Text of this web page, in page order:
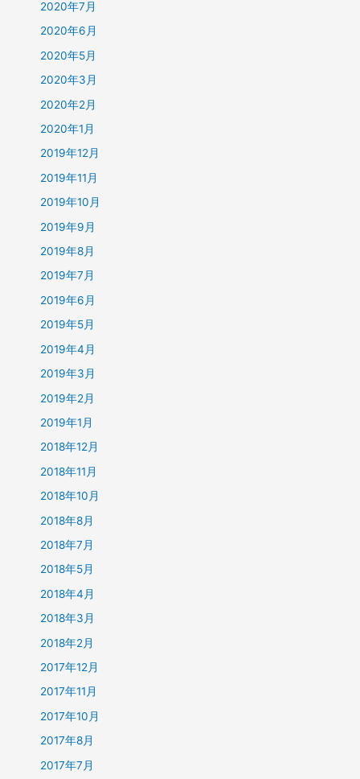
2020年7月
2020年6月
2020年5月
2020年3月
2020年2月
2020年1月
2019年12月
2019年11月
2019年10月
2019年9月
2019年8月
2019年7月
2019年6月
2019年5月
2019年4月
2019年3月
2019年2月
2019年1月
2018年12月
2018年11月
2018年10月
2018年8月
2018年7月
2018年5月
2018年4月
2018年3月
2018年2月
2017年12月
2017年11月
2017年10月
2017年8月
2017年7月